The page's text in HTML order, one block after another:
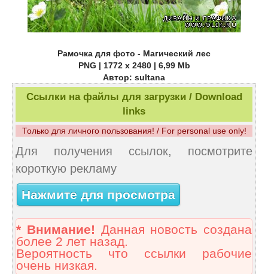
Рамочка для фото - Магический лес
PNG | 1772 x 2480 | 6,99 Mb
Автор: sultana
Ссылки на файлы для загрузки / Download
links
Только для личного пользования! / For personal use only!
Для получения ссылок, посмотрите
короткую рекламу
Нажмите для просмотра
* Внимание! Данная новость создана
более 2 лет назад.
Вероятность что ссылки рабочие
очень низкая.